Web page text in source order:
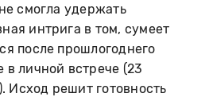
смогла удержать
интрига в том, сумеет
после прошлогоднего
в личной встрече (23
Исход решит готовность